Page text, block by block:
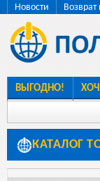
Новости
ВЫГОДНО!
КАТАЛОГ